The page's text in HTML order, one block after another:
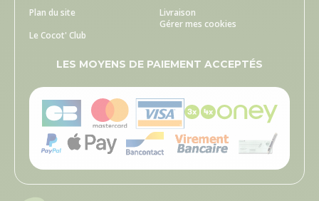
Plan du site
Le Cocot' Club
Livraison
Gérer mes cookies
LES MOYENS DE PAIEMENT ACCEPTÉS